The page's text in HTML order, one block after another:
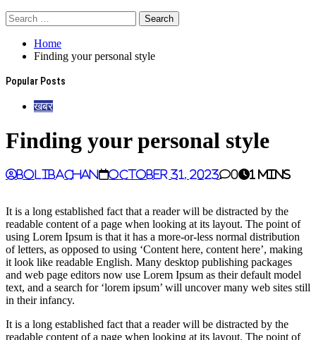
Home
Finding your personal style
Popular Posts
खबर
Finding your personal style
BoliBachan October 31, 2023 0 1 mins
It is a long established fact that a reader will be distracted by the
readable content of a page when looking at its layout. The point of
using Lorem Ipsum is that it has a more-or-less normal distribution
of letters, as opposed to using ‘Content here, content here’, making
it look like readable English. Many desktop publishing packages
and web page editors now use Lorem Ipsum as their default model
text, and a search for ‘lorem ipsum’ will uncover many web sites still
in their infancy.
It is a long established fact that a reader will be distracted by the
readable content of a page when looking at its layout. The point of